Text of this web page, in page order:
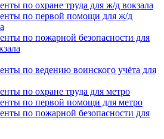
по охране труда для ж/д вокзала
по первой помощи для ж/д
по пожарной безопасности для
по ведению воинского учёта для
по охране труда для метро
по первой помощи для метро
по пожарной безопасности для